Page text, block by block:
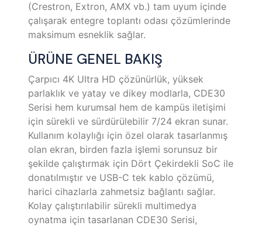
(Crestron, Extron, AMX vb.) tam uyum içinde
çalışarak entegre toplantı odası çözümlerinde
maksimum esneklik sağlar.
ÜRÜNE GENEL BAKIŞ
Çarpıcı 4K Ultra HD çözünürlük, yüksek
parlaklık ve yatay ve dikey modlarla, CDE30
Serisi hem kurumsal hem de kampüs iletişimi
için sürekli ve sürdürülebilir 7/24 ekran sunar.
Kullanım kolaylığı için özel olarak tasarlanmış
olan ekran, birden fazla işlemi sorunsuz bir
şekilde çalıştırmak için Dört Çekirdekli SoC ile
donatılmıştır ve USB-C tek kablo çözümü,
harici cihazlarla zahmetsiz bağlantı sağlar.
Kolay çalıştırılabilir sürekli multimedya
oynatma için tasarlanan CDE30 Serisi,